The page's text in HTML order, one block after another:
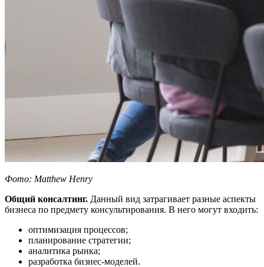
Фото: Matthew Henry
Общий консалтинг. Данный вид затрагивает разные аспекты
бизнеса по предмету консультирования. В него могут входить:
оптимизация процессов;
планирование стратегии;
аналитика рынка;
разработка бизнес-моделей.